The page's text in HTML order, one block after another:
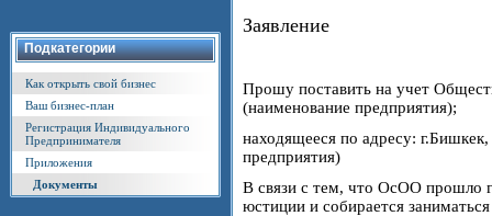
Подкатегории
Как открыть свой бизнес
Ваш бизнес-план
Регистрация Индивидуального
Предпринимателя
Приложения
Документы
Заявление
Прошу поставить на учет
(наименование предприятия);
находящееся по адресу:
предприятия)
В связи с тем, что ОсОО прошло
юстиции и собирается заниматься